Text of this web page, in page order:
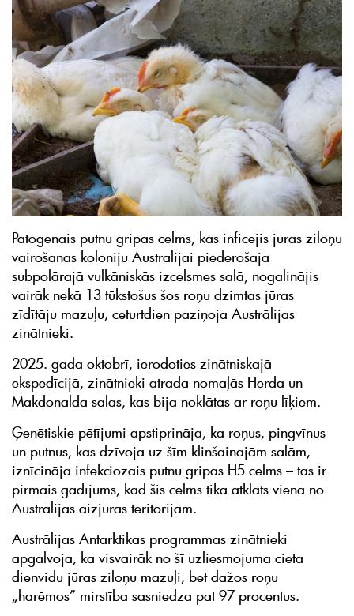
Patogēnais putnu gripas celms, kas inficējis jūras ziloņu
vairošanās koloniju Austrālijai piederošajā
subpolārajā vulkāniskās izcelsmes salā, nogalinājis
vairāk nekā 13 tūkstošus šos roņu dzimtas jūras
zīdītāju mazuļu, ceturtdien paziņoja Austrālijas
zinātnieki.
2025. gada oktobrī, ierodoties zinātniskajā
ekspedīcijā, zinātnieki atrada nomaļās Herda un
Makdonalda salas, kas bija noklātas ar roņu līķiem.
Ģenētiskie pētījumi apstiprināja, ka roņus, pingvīnus
un putnus, kas dzīvoja uz šīm klinšainajām salām,
iznīcināja infekciozais putnu gripas H5 celms – tas ir
pirmais gadījums, kad šis celms tika atklāts vienā no
Austrālijas aizjūras teritorijām.
Austrālijas Antarktikas programmas zinātnieki
apgalvoja, ka visvairāk no šī uzliesmojuma cieta
dienvidu jūras ziloņu mazuļi, bet dažos roņu
„harēmos” mirstība sasniedza pat 97 procentus.